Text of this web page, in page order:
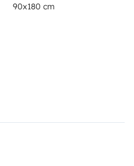
boa, podem até
saco cama, e
esta equipada com
férias de Inverno na
exterior com cadeiras
trotinete elétrica com
90x180 cm